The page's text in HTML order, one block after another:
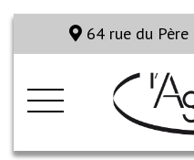
64 rue du